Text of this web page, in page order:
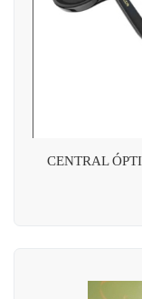
CENTRAL